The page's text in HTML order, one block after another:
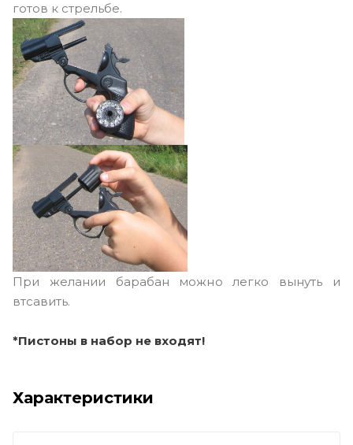
готов к стрельбе.
При желании барабан можно легко вынуть и
втсавить.
*Пистоны в набор не входят!
Характеристики